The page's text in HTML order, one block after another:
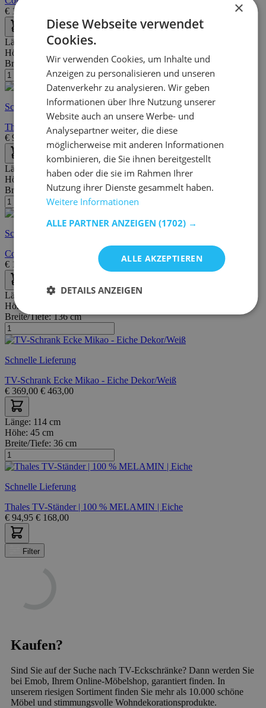
€ 189,00
Länge:
114 cm
Höhe:
Breite/Tiefe:36 cm
Schnelle Lieferung
Thales TV-Ständer | 100 % MELAMIN | Weiß
€ 94,95 168,00
Länge:
92 cm
Höhe:
32 cm
Breite/Tiefe:90 cm
Schnelle Lieferung
Compact TV-Ständer | 100 % MELAMIN | Weiß
€ 189,00
Länge:
150 cm
Höhe:
Breite/Tiefe:136 cm
Schnelle Lieferung
TV-Schrank Ecke Mikao - Eiche Dekor/Weiß
€ 369,00 € 463,00
Länge: 114 cm
Höhe: 45 cm
Breite/Tiefe: 36 cm
Schnelle Lieferung
Thales TV-Ständer | 100 % MELAMIN | Eiche
€ 94,95 € 168,00
Filter
Kaufen?
Sind Sie auf der Suche nach TV-Eckschränke? Dann werden Sie
bei Emob, Ihrem Online-Möbelshop, garantiert finden. In
unserem riesigen Sortiment finden Sie mehr als 10.000 schöne
Möbel und stimmungsvolle Wohndekorationsprodukte.
×
Diese Webseite verwendet
Cookies.
Wir verwenden Cookies, um Inhalte und
Anzeigen zu personalisieren und unseren
Datenverkehr zu analysieren. Wir geben
Informationen über Ihre Nutzung unserer
Website auch an unsere Werbe- und
Analysepartner weiter, die diese
möglicherweise mit anderen Informationen
kombinieren, die Sie ihnen bereitgestellt
haben oder die sie im Rahmen Ihrer
Nutzung ihrer Dienste gesammelt haben.
Weitere Informationen
ALLE PARTNER ANZEIGEN (1702) →
ALLE AKZEPTIEREN
DETAILS ANZEIGEN